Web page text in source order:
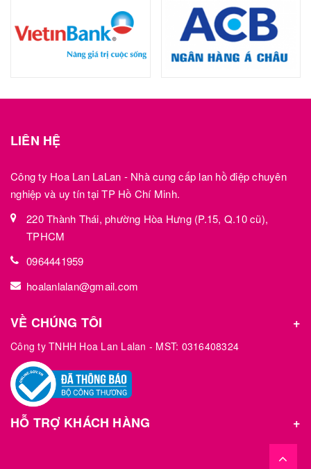
LIÊN HỆ
Công ty Hoa Lan LaLan - Nhà cung cấp lan hồ điệp chuyên
nghiệp và uy tín tại TP Hồ Chí Minh.
220 Thành Thái, phường Hòa Hưng (P.15, Q.10 cũ),
TPHCM
0964441959
hoalanlalan@gmail.com
VỀ CHÚNG TÔI
Công ty TNHH Hoa Lan Lalan - MST: 0316408324
HỖ TRỢ KHÁCH HÀNG